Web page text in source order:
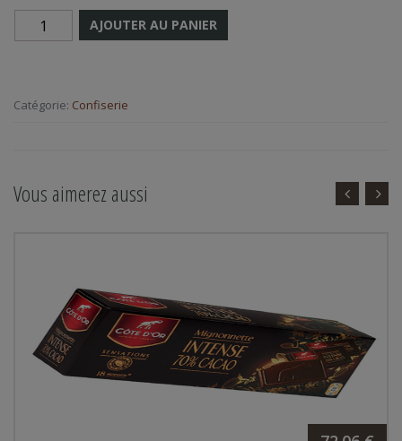
AJOUTER AU PANIER
Catégorie: Confiserie
Vous aimerez aussi